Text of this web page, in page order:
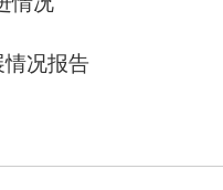
行为的提醒
信誉考核）结果的公示公告